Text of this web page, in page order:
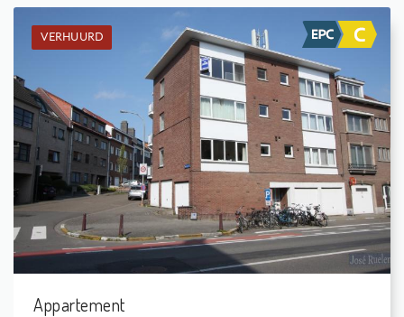
VERHUURD
Verhuurd: Appartement
1
-
1
65 m²
Appartement